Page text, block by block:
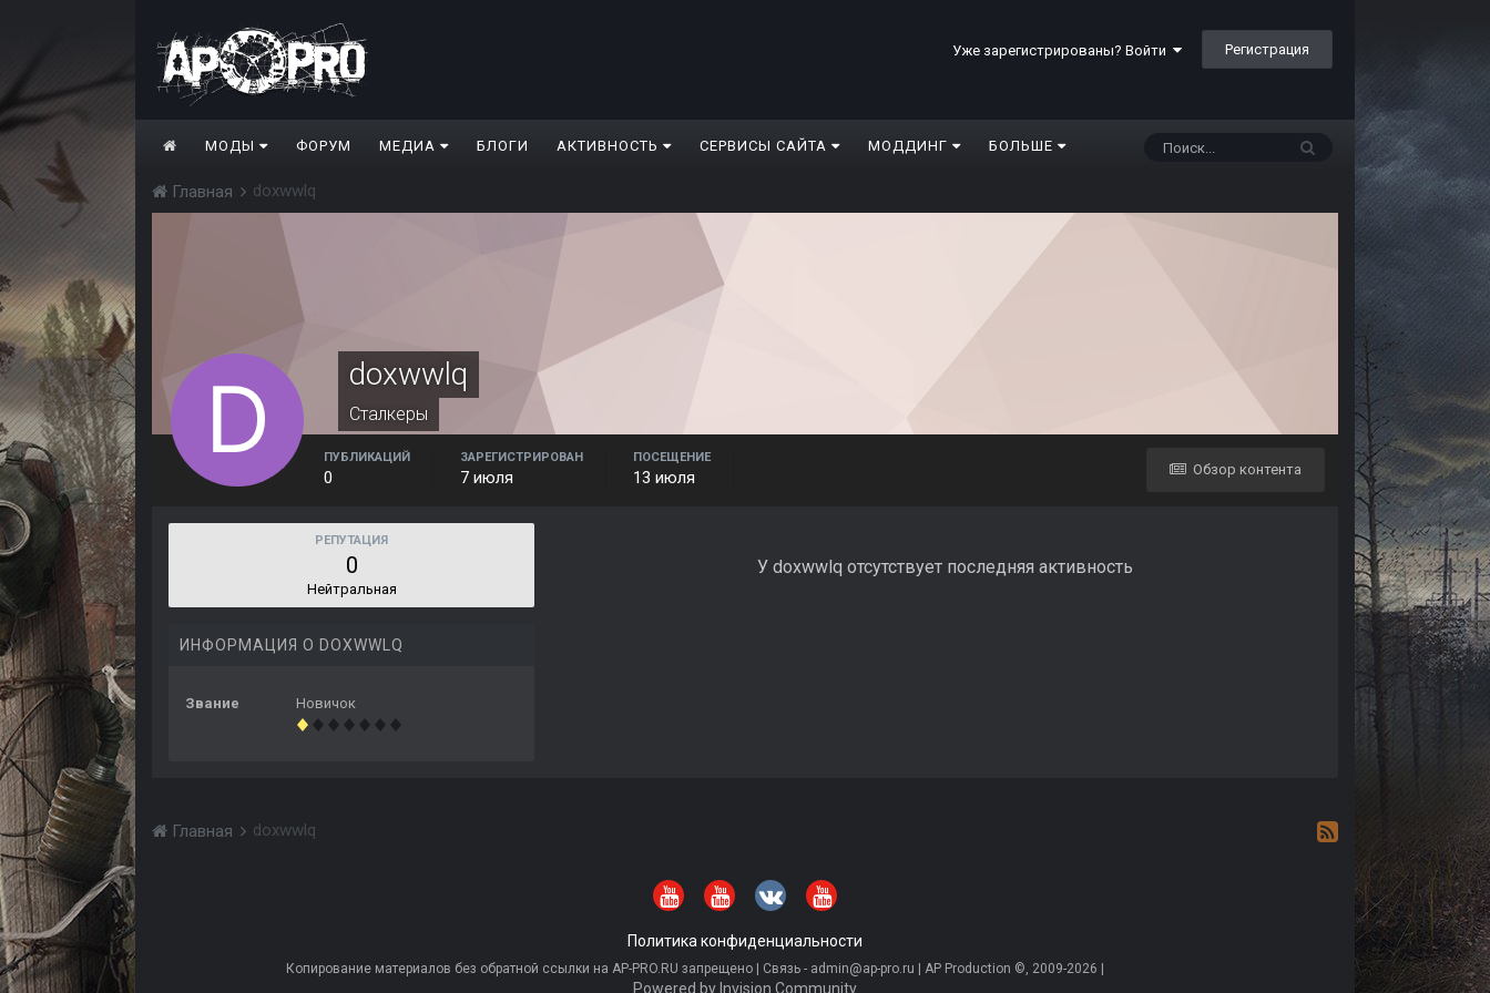
Уже зарегистрированы? Войти Регистрация
МОДЫ ФОРУМ МЕДИА БЛОГИ АКТИВНОСТЬ СЕРВИСЫ САЙТА МОДДИНГ БОЛЬШЕ
Главная doxwwlq
doxwwlq
Сталкеры
Обзор контента
ПУБЛИКАЦИЙ
0
ЗАРЕГИСТРИРОВАН
7 июля
ПОСЕЩЕНИЕ
13 июля
РЕПУТАЦИЯ
0
Нейтральная
ИНФОРМАЦИЯ О DOXWWLQ
Звание Новичок
У doxwwlq отсутствует последняя активность
Главная doxwwlq
Политика конфиденциальности
Копирование материалов без обратной ссылки на AP-PRO.RU запрещено | Связь - admin@ap-pro.ru | AP Production ©, 2009-2026 |
Powered by Invision Community